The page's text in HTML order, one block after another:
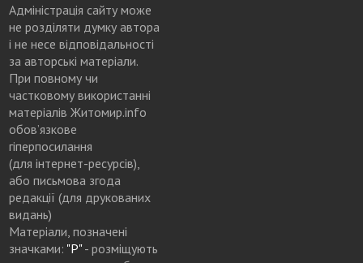
Адміністрація сайту може
не розділяти думку автора
і не несе відповідальності
за авторські матеріали.
При повному чи
частковому використанні
матеріалів Житомир.info
обов’язкове
гіперпосилання
(для інтернет-ресурсів),
або письмова згода
редакції (для друкованих
видань)
Матеріали, позначені
значками: "Р"- розміщують